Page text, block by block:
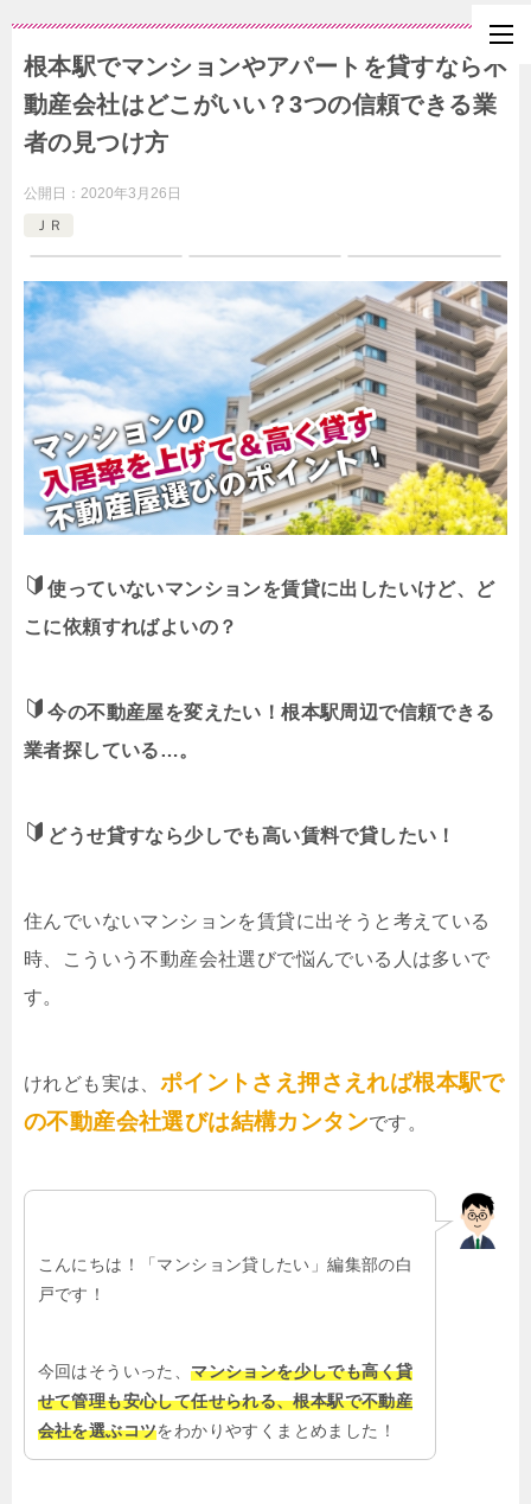
根本駅でマンションやアパートを貸すなら不
動産会社はどこがいい？3つの信頼できる業
者の見つけ方
公開日： 2020年3月26日
ＪＲ
使っていないマンションを賃貸に出したいけど、ど
こに依頼すればよいの？
今の不動産屋を変えたい！根本駅周辺で信頼できる
業者探している…。
どうせ貸すなら少しでも高い賃料で貸したい！
住んでいないマンションを賃貸に出そうと考えている
時、こういう不動産会社選びで悩んでいる人は多いで
す。
けれども実は、 ポイントさえ押さえれば根本駅で
の不動産会社選びは結構カンタンです。
こんにちは！「マンション貸したい」編集部の白
戸です！
今回はそういった、マンションを少しでも高く貸
せて管理も安心して任せられる、根本駅で不動産
会社を選ぶコツをわかりやすくまとめました！